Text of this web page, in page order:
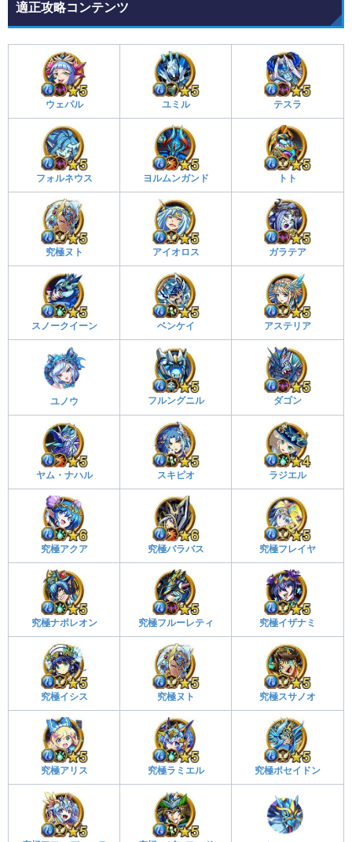
適正攻略コンテンツ
ウェパル ユミル テスラ
フォルネウス ヨルムンガンド トト
究極ヌト アイオロス ガラテア
スノークイーン ベンケイ アステリア
ユノウ フルングニル ダゴン
ヤム・ナハル スキピオ ラジエル
究極アクア 究極バラバス 究極フレイヤ
究極ナポレオン 究極フルーレティ 究極イザナミ
究極イシス 究極ヌト 究極スサノオ
究極アリス 究極ラミエル 究極ポセイドン